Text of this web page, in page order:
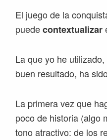
El juego de la
puedecontextualizar
La que yo he
buen resultado, ha sido
La primera vez que
poco de historia (algo
tono atractivo: de los